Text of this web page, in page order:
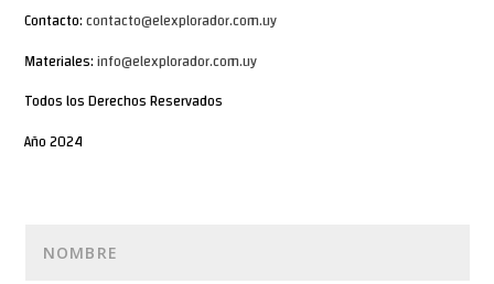
Contacto:contacto@elexplorador.com.uy
Materiales:info@elexplorador.com.uy
Todos los Derechos Reservados
Año 2024